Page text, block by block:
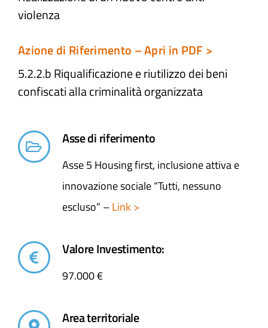
Atti e Docunenti
Notizie
Progetti
violenza
Azione di Riferimento – Apri in PDF >
5.2.2.b Riqualificazione e riutilizzo dei beni
confiscati alla criminalità organizzata
Asse di riferimento
Asse 5 Housing first, inclusione attiva e
innovazione sociale “Tutti, nessuno
escluso” –Link >
Valore Investimento:
97.000 €
Area territoriale